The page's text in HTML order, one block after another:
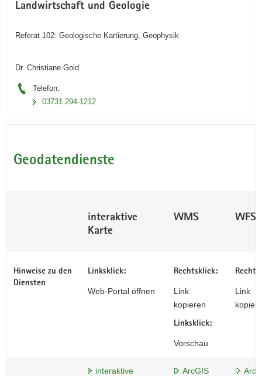
Landwirtschaft und Geologie
Referat 102: Geologische Kartierung, Geophysik
Dr. Christiane Gold
Telefon:
03731 294-1212
Geodatendienste
interaktive
Karte
WMS WFS
Hinweise zu den
Diensten
Linksklick:
Web-Portal öffnen
Rechtsklick:
Link
kopieren
Linksklick:
Vorschau
Link
interaktive
ArcGIS